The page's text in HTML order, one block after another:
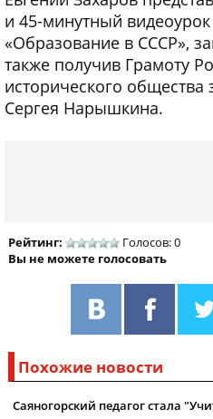
и 45-минутный
«Образование в СССР»,
также получив Грамоту
исторического общества
Сергея Нарышкина.
Рейтинг:
Голосов: 0
Вы не можете голосовать
Похожие новости
Саяногорский педагог стала